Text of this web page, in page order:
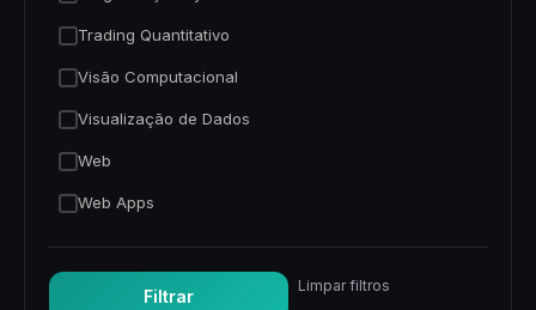
Trading Quantitativo
Visão Computacional
Visualização de Dados
Web
Web Apps
Filtrar
Limpar filtros